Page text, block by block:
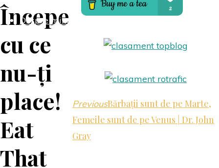
Despre mine
Începe
cu ce
nu-ți
place!
Eat
That
PreviousBărbații sunt de pe Marte,
Femeile sunt de pe Venus | Dr. John
Gray